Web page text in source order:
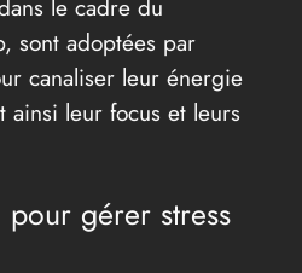
le cadre du
sont adoptées par
canaliser leur énergie
ainsi leur focus et leurs
gérer stress